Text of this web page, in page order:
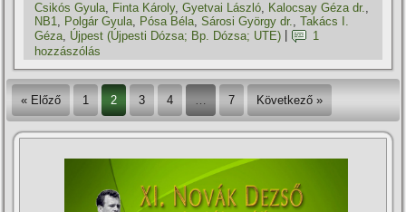
Csikós Gyula, Finta Károly,Gyetvai László, Kalocsay Géza dr.,
NB1, Polgár Gyula, Pósa Béla,Sárosi György dr.,Takács I.
Géza Újpest (Újpesti Dózsa; Bp. Dózsa; UTE)
1
hozzászólás
« Előző 1 2 3 4 … 7 Következő »